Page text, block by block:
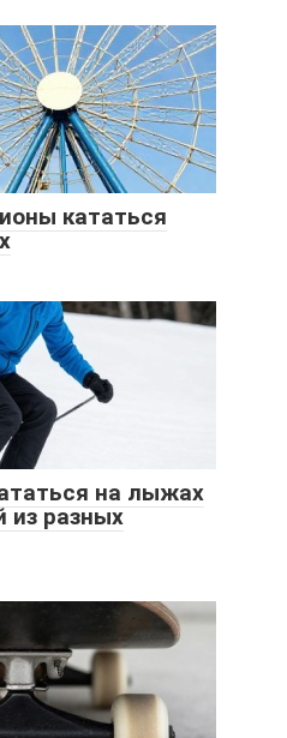
кататься
на лыжах
из разных